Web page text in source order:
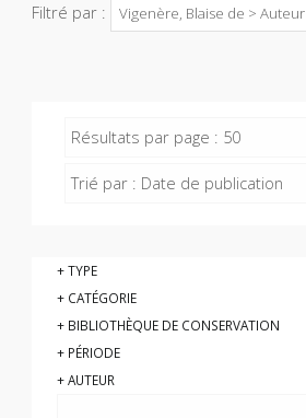
Filtré par :
Vigenère, Blaise de > Auteur
Résultats par page : 50
Trié par : Date de publication
TYPE
CATÉGORIE
BIBLIOTHÈQUE DE CONSERVATION
PÉRIODE
AUTEUR